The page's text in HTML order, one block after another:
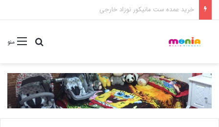
خرید شامپو سر و بدن 500 میل کودک موستلا
منوجستجو